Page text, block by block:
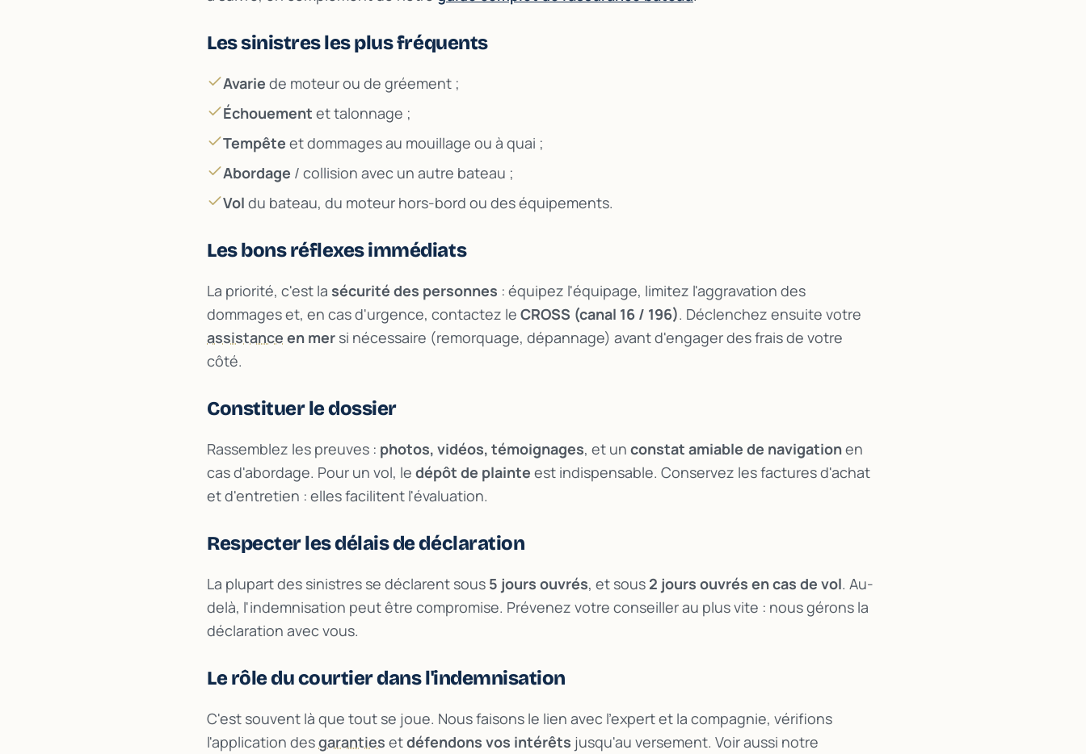
Les sinistres les plus fréquents
Avarie de moteur ou de gréement ;
Échouement et talonnage ;
Tempête et dommages au mouillage ou à quai ;
Abordage / collision avec un autre bateau ;
Vol du bateau, du moteur hors-bord ou des équipements.
Les bons réflexes immédiats
La priorité, c'est la sécurité des personnes : équipez l'équipage, limitez l'aggravation des
dommages et, en cas d'urgence, contactez le CROSS (canal 16 / 196). Déclenchez ensuite votre
assistance en mer si nécessaire (remorquage, dépannage) avant d'engager des frais de votre
côté.
Constituer le dossier
Rassemblez les preuves : photos, vidéos, témoignages, et un constat amiable de navigationen
cas d'abordage. Pour un vol, le dépôt de plainte est indispensable. Conservez les factures d'achat
et d'entretien : elles facilitent l'évaluation.
Respecter les délais de déclaration
La plupart des sinistres se déclarent sous 5 jours ouvrés, et sous 2 jours ouvrés en cas de vol. Au-
delà, l'indemnisation peut être compromise. Prévenez votre conseiller au plus vite : nous gérons la
déclaration avec vous.
Le rôle du courtier dans l'indemnisation
C'est souvent là que tout se joue. Nous faisons le lien avec l'expert et la compagnie, vérifions
l'application desgaranties etdéfendons vos intérêts jusqu'au versement. Voir aussi notre